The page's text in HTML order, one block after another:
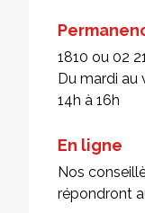
1810 ou 02
Du mardi au
14h à 16h
En ligne
Nos
répondront